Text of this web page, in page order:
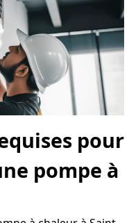
pour
pompe à